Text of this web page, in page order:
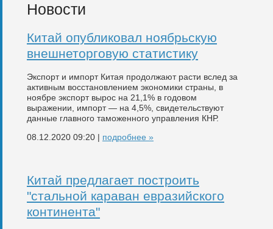
железной
Новости
Китай опубликовал ноябрьскую
внешнеторговую статистику
Экспорт и импорт Китая продолжают расти вслед за
активным восстановлением экономики страны, в
ноябре экспорт вырос на 21,1% в годовом
выражении, импорт — на 4,5%, свидетельствуют
данные главного таможенного управления КНР.
08.12.2020 09:20 | подробнее »
Китай предлагает построить
"стальной караван евразийского
континента"